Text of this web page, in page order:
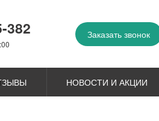
382 Заказать звонок
НОВОСТИ И АКЦИИ